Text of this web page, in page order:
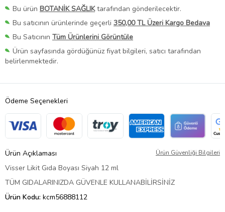
Bu ürün BOTANİK SAĞLIKtarafından gönderilecektir.
Bu satıcının ürünlerinde geçerli 350,00 TL Üzeri Kargo Bedava
Bu Satıcının Tüm Ürünlerini Görüntüle
Ürün sayfasında gördüğünüz fiyat bilgileri, satıcı tarafından
belirlenmektedir.
Ödeme Seçenekleri
Ürün Açıklaması Ürün Güvenliği Bilgileri
Visser Likit Gıda Boyası Siyah 12 ml
TÜM GIDALARINIZDA GÜVENLE KULLANABİLİRSİNİZ
Ürün Kodu: kcm56888112